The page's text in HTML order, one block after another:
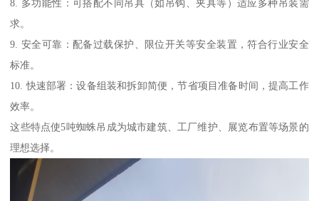
8. 多功能性：可搭配不同吊具（如吊钩、夹具等）适应多种吊装需
求。
9. 安全可靠：配备过载保护、限位开关等安全装置，符合行业安全
标准。
10. 快速部署：设备组装和拆卸简便，节省项目准备时间，提高工作
效率。
这些特点使5吨蜘蛛吊成为城市建筑、工厂维护、展览布置等场景的
理想选择。